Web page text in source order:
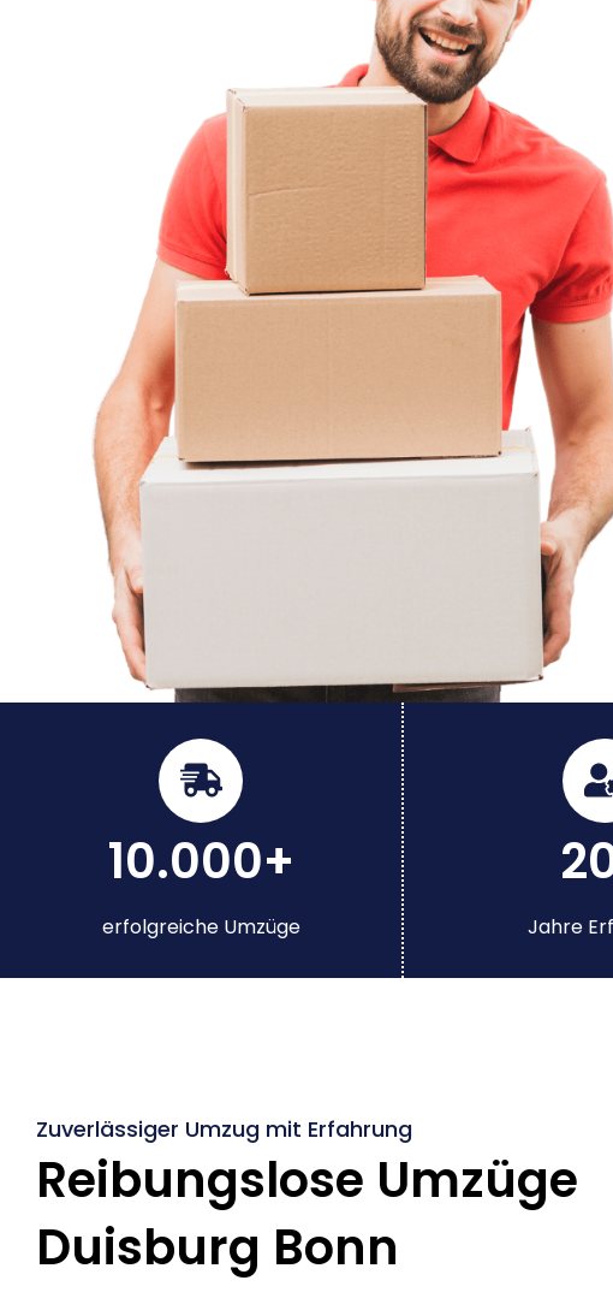
10.000+
erfolgreiche Umzüge Jahre
Zuverlässiger Umzug mit Erfahrung
Reibungslose Umzüge
Duisburg Bonn